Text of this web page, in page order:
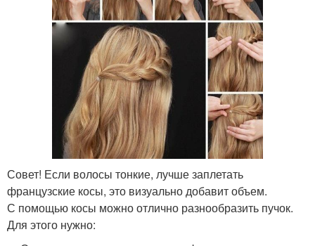
Совет! Если волосы тонкие, лучше заплетать
французские косы, это визуально добавит объем.
С помощью косы можно отлично разнообразить пучок.
Для этого нужно: